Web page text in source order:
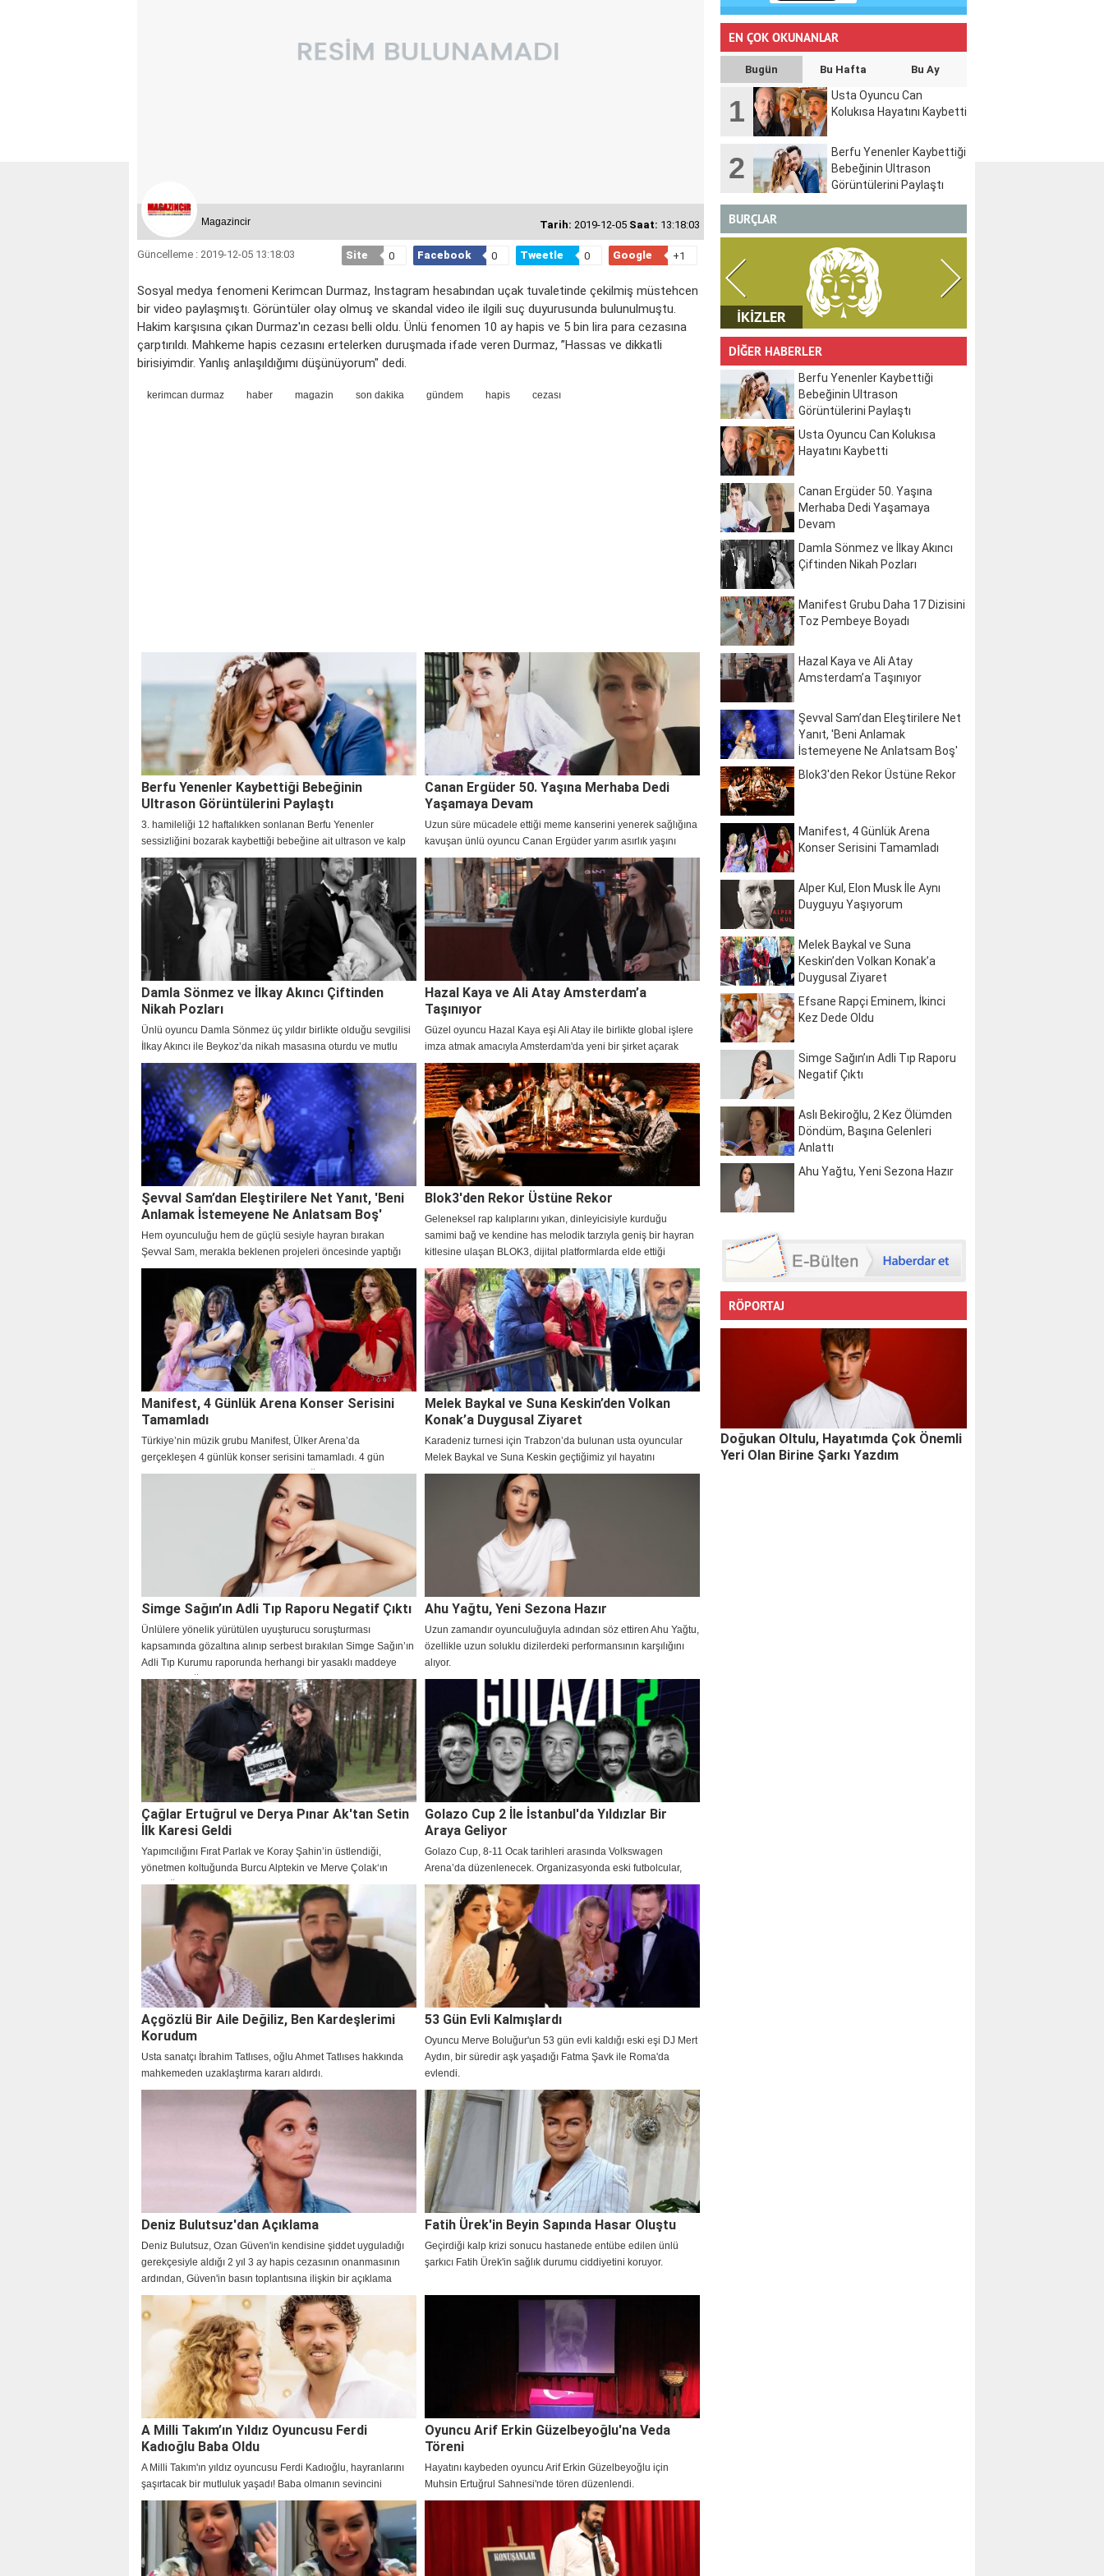
Magazincir Tarih: 2019-12-05 Saat: 13:18:03
Güncelleme : 2019-12-05 13:18:03 Site 0 Facebook 0 Tweetle 0 Google +1
Sosyal medya fenomeni Kerimcan Durmaz, Instagram hesabından uçak tuvaletinde çekilmiş müstehcen
bir video paylaşmıştı. Görüntüler olay olmuş ve skandal video ile ilgili suç duyurusunda bulunulmuştu.
Hakim karşısına çıkan Durmaz'ın cezası belli oldu. Ünlü fenomen 10 ay hapis ve 5 bin lira para cezasına
çarptırıldı. Mahkeme hapis cezasını ertelerken duruşmada ifade veren Durmaz, ”Hassas ve dikkatli
birisiyimdir. Yanlış anlaşıldığımı düşünüyorum" dedi.
kerimcan durmaz haber magazin son dakika gündem hapis cezası
Berfu Yenenler Kaybettiği Bebeğinin
Ultrason Görüntülerini Paylaştı
3. hamileliği 12 haftalıkken sonlanan Berfu Yenenler
sessizliğini bozarak kaybettiği bebeğine ait ultrason ve kalp
atışı görüntülerini takipçileriyle paylaştı.
Canan Ergüder 50. Yaşına Merhaba Dedi
Yaşamaya Devam
Uzun süre mücadele ettiği meme kanserini yenerek sağlığına
kavuşan ünlü oyuncu Canan Ergüder yarım asırlık yaşını
hayranlarıyla kutladı.
Damla Sönmez ve İlkay Akıncı Çiftinden
Nikah Pozları
Ünlü oyuncu Damla Sönmez üç yıldır birlikte olduğu sevgilisi
İlkay Akıncı ile Beykoz’da nikah masasına oturdu ve mutlu
günden yeni kareleri paylaştı.
Hazal Kaya ve Ali Atay Amsterdam’a
Taşınıyor
Güzel oyuncu Hazal Kaya eşi Ali Atay ile birlikte global işlere
imza atmak amacıyla Amsterdam'da yeni bir şirket açarak
taşınma kararı aldı.
Şevval Sam’dan Eleştirilere Net Yanıt, 'Beni
Anlamak İstemeyene Ne Anlatsam Boş'
Hem oyunculuğu hem de güçlü sesiyle hayran bırakan
Şevval Sam, merakla beklenen projeleri öncesinde yaptığı
samimi açıklamalarla dikkat çekti.
Blok3'den Rekor Üstüne Rekor
Geleneksel rap kalıplarını yıkan, dinleyicisiyle kurduğu
samimi bağ ve kendine has melodik tarzıyla geniş bir hayran
kitlesine ulaşan BLOK3, dijital platformlarda elde ettiği
milyonlarca dinlenmeyle müzik dünyasındaki yükselişini
sürdürüyor.
Manifest, 4 Günlük Arena Konser Serisini
Tamamladı
Türkiye’nin müzik grubu Manifest, Ülker Arena’da
gerçekleşen 4 günlük konser serisini tamamladı. 4 gün
boyunca 50 bini aşkın izleyicinin geldiği, dev prodüksiyonlu
konserlerde, dünya standartlarında bir şov yaşandı.
Melek Baykal ve Suna Keskin’den Volkan
Konak’a Duygusal Ziyaret
Karadeniz turnesi için Trabzon’da bulunan usta oyuncular
Melek Baykal ve Suna Keskin geçtiğimiz yıl hayatını
kaybeden sanatçı Volkan Konak’ı mezarı başında ziyaret
ederek dualar etti.
Simge Sağın’ın Adli Tıp Raporu Negatif Çıktı
Ünlülere yönelik yürütülen uyuşturucu soruşturması
kapsamında gözaltına alınıp serbest bırakılan Simge Sağın’ın
Adli Tıp Kurumu raporunda herhangi bir yasaklı maddeye
rastlanmadığı açıklandı.
Ahu Yağtu, Yeni Sezona Hazır
Uzun zamandır oyunculuğuyla adından söz ettiren Ahu Yağtu,
özellikle uzun soluklu dizilerdeki performansının karşılığını
alıyor.
Çağlar Ertuğrul ve Derya Pınar Ak'tan Setin
İlk Karesi Geldi
Yapımcılığını Fırat Parlak ve Koray Şahin’in üstlendiği,
yönetmen koltuğunda Burcu Alptekin ve Merve Çolak‘ın
oturduğu, çarpıcı karakterleri ve konusuyla şimdiden merak
uyandıran yeni dizi Çirkin’in çekimleri başladı.
Golazo Cup 2 İle İstanbul'da Yıldızlar Bir
Araya Geliyor
Golazo Cup, 8-11 Ocak tarihleri arasında Volkswagen
Arena’da düzenlenecek. Organizasyonda eski futbolcular,
sanat dünyasından isimler ve dijital yayıncılar yer alacak.
Açgözlü Bir Aile Değiliz, Ben Kardeşlerimi
Korudum
Usta sanatçı İbrahim Tatlıses, oğlu Ahmet Tatlıses hakkında
mahkemeden uzaklaştırma kararı aldırdı.
53 Gün Evli Kalmışlardı
Oyuncu Merve Boluğur'un 53 gün evli kaldığı eski eşi DJ Mert
Aydın, bir süredir aşk yaşadığı Fatma Şavk ile Roma'da
evlendi.
Deniz Bulutsuz'dan Açıklama
Deniz Bulutsuz, Ozan Güven'in kendisine şiddet uyguladığı
gerekçesiyle aldığı 2 yıl 3 ay hapis cezasının onanmasının
ardından, Güven'in basın toplantısına ilişkin bir açıklama
yaptı.
Fatih Ürek'in Beyin Sapında Hasar Oluştu
Geçirdiği kalp krizi sonucu hastanede entübe edilen ünlü
şarkıcı Fatih Ürek'in sağlık durumu ciddiyetini koruyor.
A Milli Takım’ın Yıldız Oyuncusu Ferdi
Kadıoğlu Baba Oldu
A Milli Takım'ın yıldız oyuncusu Ferdi Kadıoğlu, hayranlarını
şaşırtacak bir mutluluk yaşadı! Baba olmanın sevincini
yaşayan genç futbolcu ve nişanlısı Sera Vrij'in kızlarına
verdiği isim ise oldukça dikkat çekti! İşte detaylar…
Oyuncu Arif Erkin Güzelbeyoğlu'na Veda
Töreni
Hayatını kaybeden oyuncu Arif Erkin Güzelbeyoğlu için
Muhsin Ertuğrul Sahnesi'nde tören düzenlendi.
EN ÇOK OKUNANLAR
Bugün Bu Hafta Bu Ay
1
Usta Oyuncu Can
Kolukısa Hayatını Kaybetti
2
Berfu Yenenler Kaybettiği
Bebeğinin Ultrason
Görüntülerini Paylaştı
BURÇLAR
KOÇ BOĞA İKİZLER
DİĞER HABERLER
Berfu Yenenler Kaybettiği
Bebeğinin Ultrason
Görüntülerini Paylaştı
Usta Oyuncu Can Kolukısa
Hayatını Kaybetti
Canan Ergüder 50. Yaşına
Merhaba Dedi Yaşamaya
Devam
Damla Sönmez ve İlkay Akıncı
Çiftinden Nikah Pozları
Manifest Grubu Daha 17 Dizisini
Toz Pembeye Boyadı
Hazal Kaya ve Ali Atay
Amsterdam’a Taşınıyor
Şevval Sam’dan Eleştirilere Net
Yanıt, 'Beni Anlamak
İstemeyene Ne Anlatsam Boş'
Blok3'den Rekor Üstüne Rekor
Manifest, 4 Günlük Arena
Konser Serisini Tamamladı
Alper Kul, Elon Musk İle Aynı
Duyguyu Yaşıyorum
Melek Baykal ve Suna
Keskin’den Volkan Konak’a
Duygusal Ziyaret
Efsane Rapçi Eminem, İkinci
Kez Dede Oldu
Simge Sağın’ın Adli Tıp Raporu
Negatif Çıktı
Aslı Bekiroğlu, 2 Kez Ölümden
Döndüm, Başına Gelenleri
Anlattı
Ahu Yağtu, Yeni Sezona Hazır
RÖPORTAJ
Doğukan Oltulu, Hayatımda Çok Önemli
Yeri Olan Birine Şarkı Yazdım